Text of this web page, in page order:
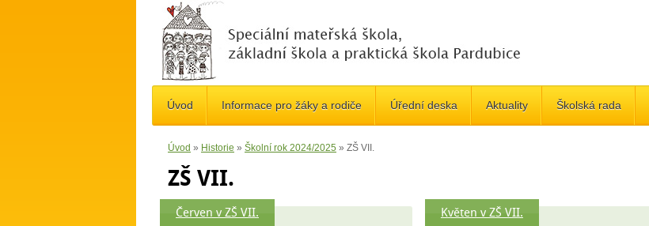
Úvod Informace pro žáky a rodiče Úřední deska Aktuality Školská rada
Úvod » Historie » Školní rok 2024/2025 » ZŠ VII.
ZŠ VII.
Červen v ZŠ VII. Květen v ZŠ VII.